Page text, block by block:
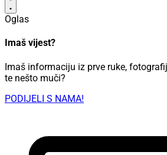
Oglas
Imaš vijest?
Imaš informaciju iz prve ruke,
te nešto muči?
PODIJELI S NAMA!